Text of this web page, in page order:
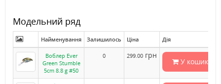
Модельний ряд
Найменування Залишилось Ціна Дія
Воблер Ever
Green Stumble
5cm 8.8 g #50
0 299.00 грн
У кошик